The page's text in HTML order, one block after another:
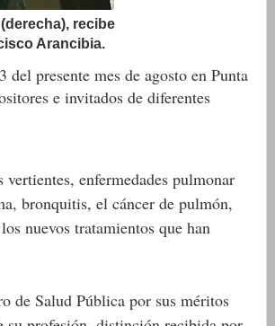
recibe
Arancibia.
presente mes de agosto en Punta
e invitados de diferentes
enfermedades pulmonar
bronquitis, el cáncer de pulmón,
nuevos tratamientos que han
de Salud Pública por sus méritos